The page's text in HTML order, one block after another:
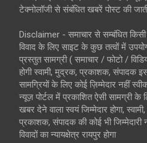
टेक्नोलॉजी से संबंधित खबरें पोस्ट की
Disclaimer - समाचार से सम्बंधित
विवाद के लिए साइट के कुछ तत्वों में
प्रस्तुत सामग्री ( समाचार / फोटो /
होगी स्वामी, मुद्रक, प्रकाशक, संपादक
सामग्रियों के लिए कोई ज़िम्मेदार नहीं
न्यूज़ पोर्टल में प्रकाशित ऐसी सामग्री के
खबर देने वाला स्वयं जिम्मेदार होगा,
प्रकाशक, संपादक की कोई भी जिम्मेदारी
विवादों का न्यायक्षेत्र रायपुर होगा